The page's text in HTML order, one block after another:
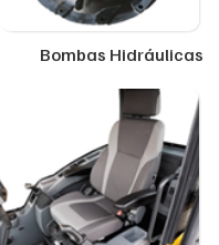
Bombas Hidráulicas